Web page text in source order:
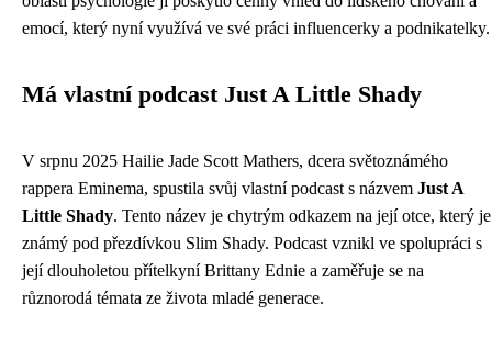
emocí, který nyní využívá ve své práci influencerky a podnikatelky.
Má vlastní podcast Just A Little Shady
V srpnu 2025 Hailie Jade Scott Mathers, dcera světoznámého
rappera Eminema, spustila svůj vlastní podcast s názvem Just A
Little Shady. Tento název je chytrým odkazem na její otce, který je
známý pod přezdívkou Slim Shady. Podcast vznikl ve spolupráci s
její dlouholetou přítelkyní Brittany Ednie a zaměřuje se na
různorodá témata ze života mladé generace.